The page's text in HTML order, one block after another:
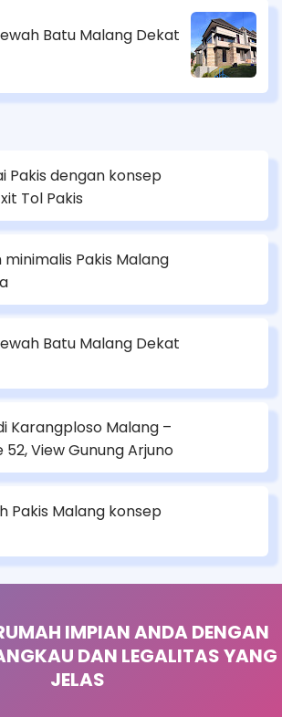
Batu Malang Dekat
Pakis dengan konsep
Tol Pakis
Pakis Malang
Batu Malang Dekat
Karangploso Malang –
52, View Gunung Arjuno
Pakis Malang konsep
IMPIAN ANDA DENGAN
DAN LEGALITAS YANG
JELAS